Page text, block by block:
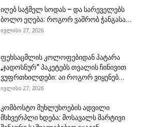
იღებ საჭმელ სოდას – და სარეველებს
ბოლო ეღება: როგორ ვაშრობ ჭანგასა...
ივლისი 27, 2026
ფეხსაცმლის კოლოფებიდან პატარა
„ჯადოსნურ“ პაკეტებს თვალის ჩინივით
ვუფრთხილდები: აი როგორ ვიყენებ...
ივლისი 27, 2026
კომბოსტო მუხლუხოების ადვილი
მსხვერპლი ხდება: მოსავალს მარტივი